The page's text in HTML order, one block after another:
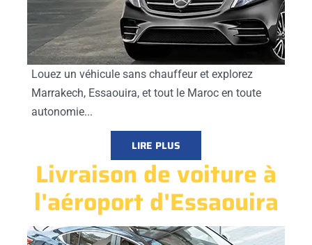
Louez un véhicule sans chauffeur et explorez
Marrakech, Essaouira, et tout le Maroc en toute
autonomie...
LIRE PLUS
Livraison de voiture à
l'aéroport d'Essaouira